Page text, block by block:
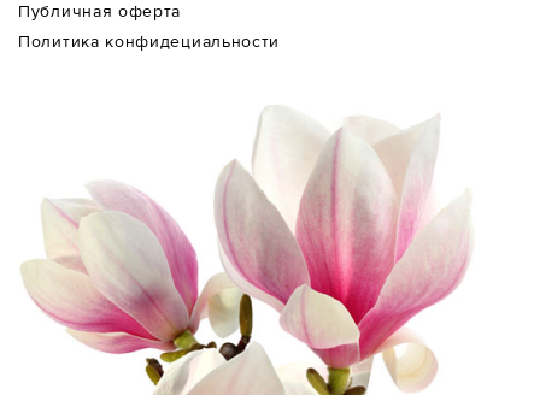
Публичная оферта
Политика конфидециальности